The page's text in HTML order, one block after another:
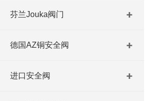
芬兰Jouka阀门
德国AZ铜安全阀
进口安全阀